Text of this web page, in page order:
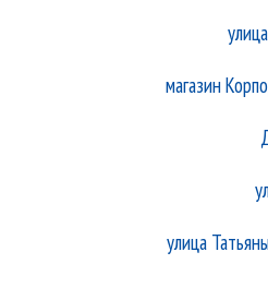
магазин
улица